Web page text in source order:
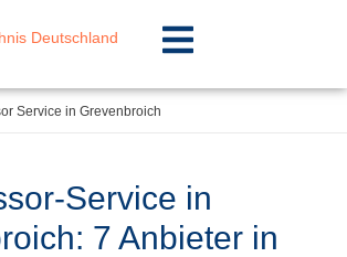
Service in Grevenbroich
Service in
7 Anbieter in